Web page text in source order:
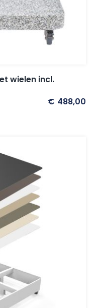
wielen incl.
€ 488,00